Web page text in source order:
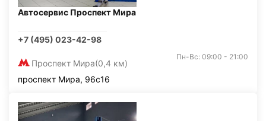
Автосервис Проспект Мира
+7 (495) 023-42-98
Проспект Мира(0,4 км)
Пн-Вс: 09:00 - 21:00
проспект Мира, 96с16